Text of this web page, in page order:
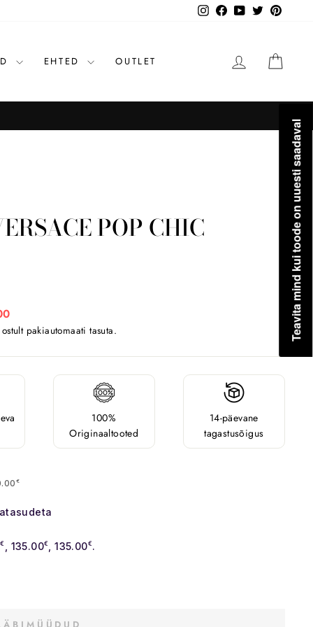
InstagramFacebook
YouTube
Twitter
EHTED OUTLET LOGI SISSE
POP CHIC
pakiautomaati tasuta.
100%
Originaaltooted
14-päevane
tagastusõigus
€
€ , 135.00€ , 135.00€ .
Teavita mind kui toode on uuesti saadaval